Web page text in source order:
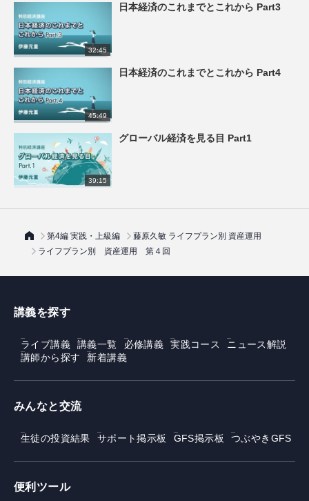
32:45
日本経済のこれまでとこれから Part3
45:49
日本経済のこれまでとこれから Part4
39:15
グローバル経済を見る目 Part1
第4編 実践・上級編
藤原久敏 ライフプラン別 資産運用
ライフプラン別 資産運用 第４回
講義を探す
ライブ講義 講義一覧 必修講義 実践コース
ニュース解説
講師から探す
新着講義
みんなと交流
生徒の投資結果 サポート掲示板 GFS掲示板 つぶやきGFS
便利ツール